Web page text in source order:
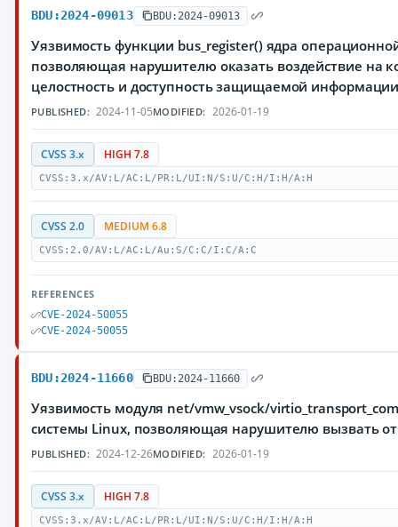
BDU:2024-09013 BDU:2024-09013
Уязвимость функции bus_register() ядра
позволяющая нарушителю оказать воздействие на
целостность и доступность защищаемой
PUBLISHED: 2024-11-05MODIFIED: 2026-01-19
CVSS 3.x HIGH 7.8
CVSS:3.x/AV:L/AC:L/PR:L/UI:N/S:U/C:H/I:H/A:H
CVSS 2.0 MEDIUM 6.8
CVSS:2.0/AV:L/AC:L/Au:S/C:C/I:C/A:C
REFERENCES
CVE-2024-50055
CVE-2024-50055
BDU:2024-11660 BDU:2024-11660
Уязвимость модуля net/vmw_vsock/
системы Linux, позволяющая нарушителю вызвать
PUBLISHED: 2024-12-26MODIFIED: 2026-01-19
CVSS 3.x HIGH 7.8
CVSS:3.x/AV:L/AC:L/PR:L/UI:N/S:U/C:H/I:H/A:H